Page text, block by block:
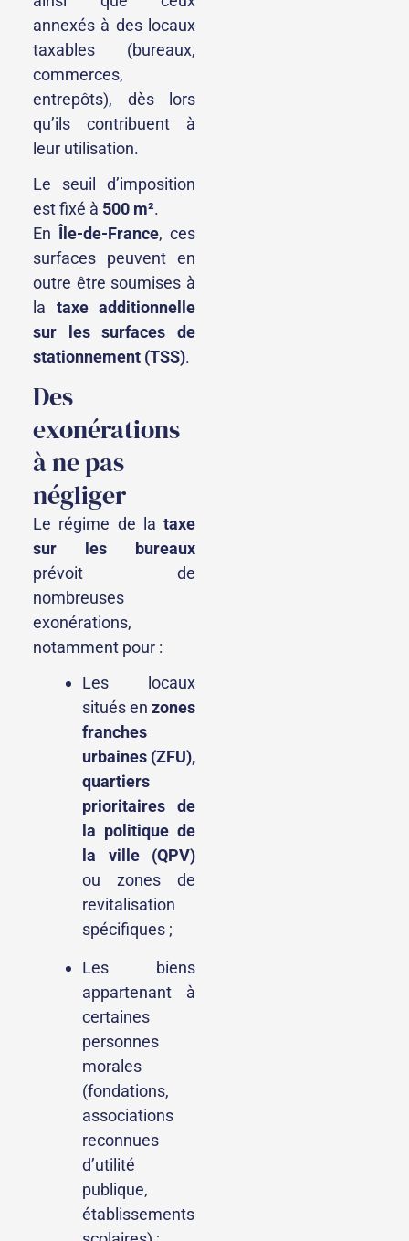
annexés à des locaux
taxables (bureaux,
commerces,
entrepôts), dès lors
qu’ils contribuent à
leur utilisation.
Le seuil d’imposition
est fixé à 500 m².
En Île-de-France, ces
surfaces peuvent en
outre être soumises à
la taxe additionnelle
sur les surfaces de
stationnement (TSS).
Des
exonérations
à ne pas
négliger
Le régime de la taxe
sur les bureaux
prévoit de
nombreuses
exonérations,
notamment pour :
Les locaux
situés en zones
franches
urbaines (ZFU),
quartiers
prioritaires de
la politique de
la ville (QPV)
ou zones de
revitalisation
spécifiques ;
Les biens
appartenant à
certaines
personnes
morales
(fondations,
associations
reconnues
d’utilité
publique,
établissements